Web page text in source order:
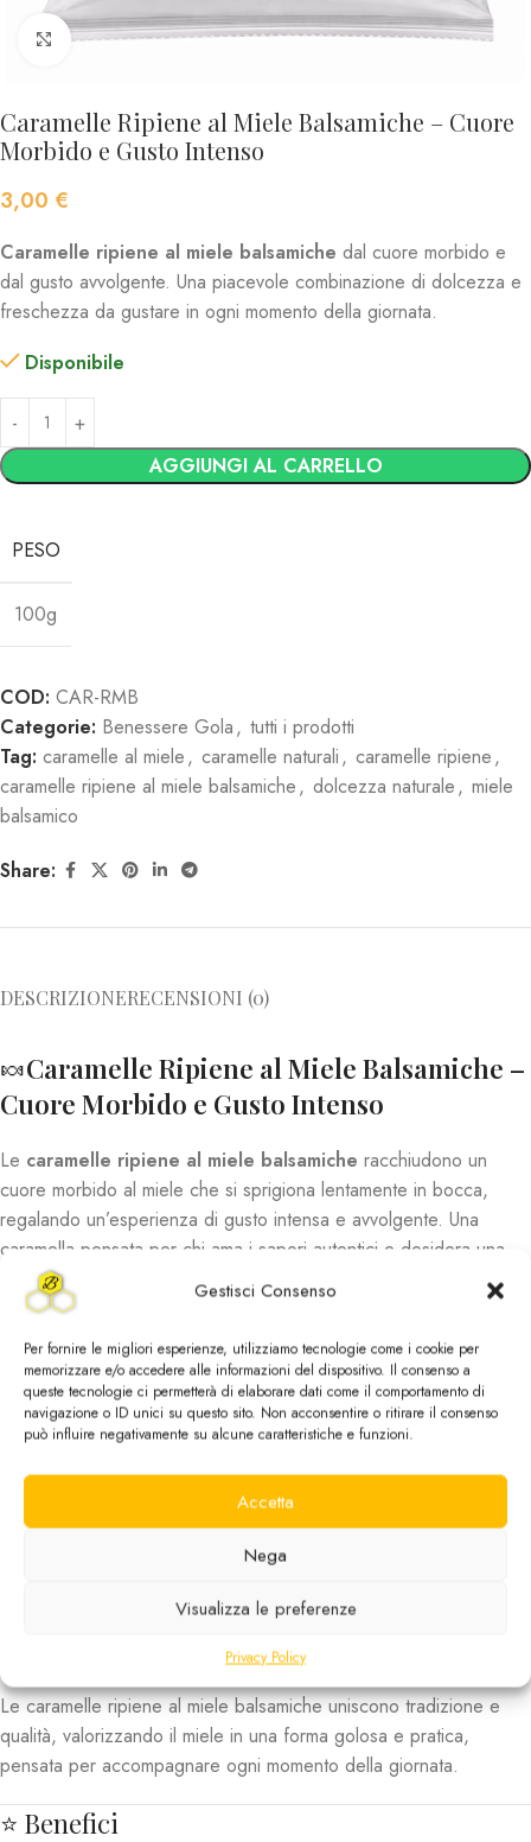
Gestisci Consenso
Per fornire le migliori esperienze, utilizziamo tecnologie come i cookie per
memorizzare e/o accedere alle informazioni del dispositivo. Il consenso a
queste tecnologie ci permetterà di elaborare dati come il comportamento di
navigazione o ID unici su questo sito. Non acconsentire o ritirare il consenso
può influire negativamente su alcune caratteristiche e funzioni.
Accetta
Nega
Visualizza le preferenze
Privacy Policy
Click to enlarge
Caramelle Ripiene al Miele Balsamiche – Cuore
Morbido e Gusto Intenso
3,00 €
Caramelle ripiene al miele balsamiche dal cuore morbido e
dal gusto avvolgente. Una piacevole combinazione di dolcezza e
freschezza da gustare in ogni momento della giornata.
Disponibile
AGGIUNGI AL CARRELLO
PESO
100g
COD: CAR-RMB
Categorie: Benessere Gola, tutti i prodotti
Tag: caramelle al miele, caramelle naturali, caramelle ripiene,
caramelle ripiene al miele balsamiche, dolcezza naturale, miele
balsamico
Share:
DESCRIZIONERECENSIONI (0)
🍬Caramelle Ripiene al Miele Balsamiche –
Cuore Morbido e Gusto Intenso
Le caramelle ripiene al miele balsamiche racchiudono un
cuore morbido al miele che si sprigiona lentamente in bocca,
regalando un’esperienza di gusto intensa e avvolgente. Una
caramella pensata per chi ama i sapori autentici e desidera una
pausa di dolcezza con una nota balsamica piacevole e delicata.
rilasciano gradualmente il loro ripieno, unendo la dolcezza
naturale del miele a una sensazione di freschezza equilibrata. Il
contrasto tra l’involucro esterno e il cuore morbido rende ogni
caramella unica e particolarmente appagante.
Pratiche da portare sempre con sé, sono ideali da gustare
durante la giornata, in ufficio, in viaggio o nei momenti in cui si
desidera una sensazione di comfort e piacevolezza. Grazie al
loro profilo aromatico armonioso, sono apprezzate da grandi e
piccoli e rappresentano una scelta perfetta per chi cerca
dal carattere balsamico ma non invadente.
Le caramelle ripiene al miele balsamiche uniscono tradizione e
qualità, valorizzando il miele in una forma golosa e pratica,
pensata per accompagnare ogni momento della giornata.
⭐ Benefici